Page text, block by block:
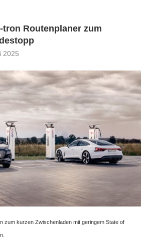
tron Routenplaner zum
2025
zum kurzen Zwischenladen mit geringem State of